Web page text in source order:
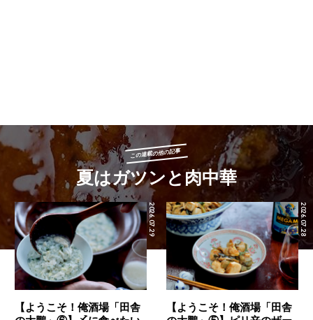
この連載の他の記事
夏はガツンと肉中華
2026.07.29
【ようこそ！俺酒場「田舎
2026.07.28
【ようこそ！俺酒場「田舎